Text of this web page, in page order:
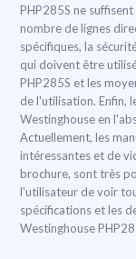
PHP285S ne
nombre de lignes
spécifiques, la
qui doivent être
PHP285S et les
de l'utilisation. Enfin,
Westinghouse en
Actuellement, les
intéressantes et de
brochure, sont très
l'utilisateur de voir
spécifications et les
Westinghouse